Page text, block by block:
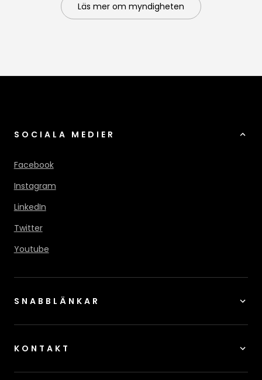
Läs mer om myndigheten
SOCIALA MEDIER
Facebook
Instagram
LinkedIn
Twitter
Youtube
SNABBLÄNKAR
KONTAKT